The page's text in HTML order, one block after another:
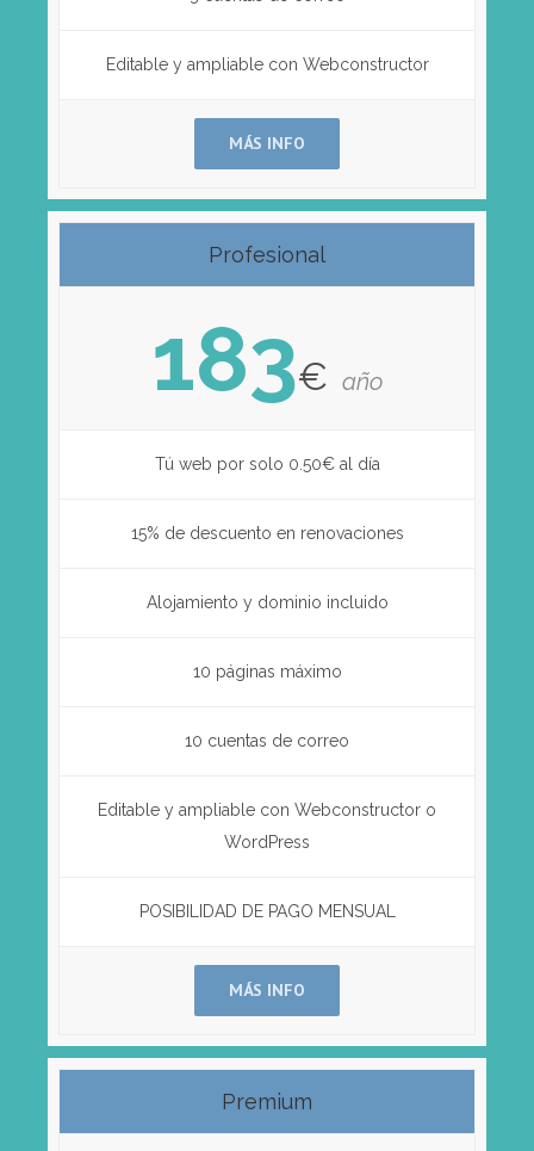
Editable y ampliable con Webconstructor
MÁS INFO
Profesional
183€ año
Tú web por solo 0.50€ al día
15% de descuento en renovaciones
Alojamiento y dominio incluido
10 páginas máximo
10 cuentas de correo
Editable y ampliable con Webconstructor o
WordPress
POSIBILIDAD DE PAGO MENSUAL
MÁS INFO
Premium